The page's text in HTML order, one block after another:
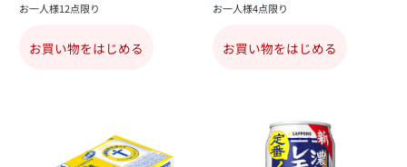
お一人様12点限り
お買い物をはじめる
お一人様4点限り
お買い物をはじめる